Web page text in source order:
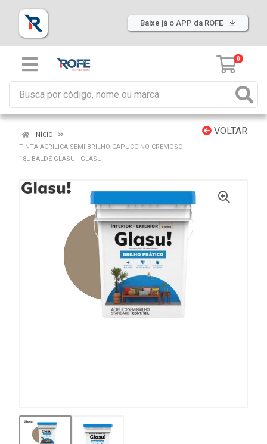
Baixe já o APP da ROFE
0
VOLTAR
INÍCIO
TINTA ACRILICA SEMI BRILHO CAPUCCINO CREMOSO
18L BALDE GLASU - GLASU